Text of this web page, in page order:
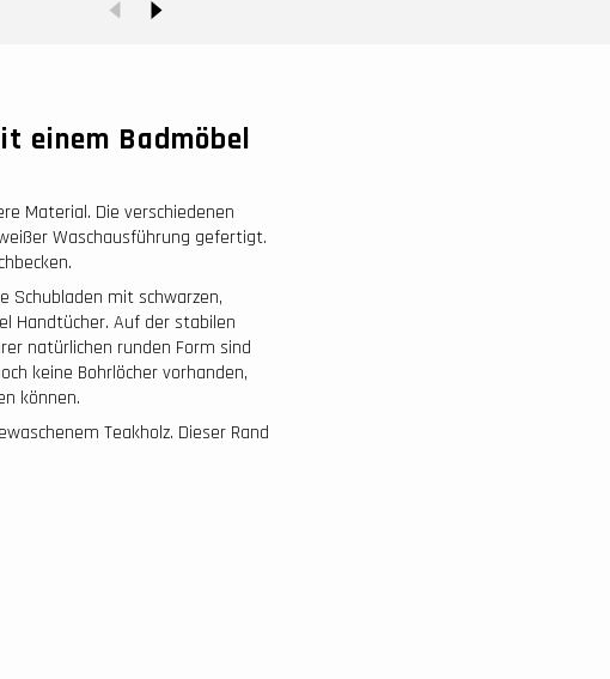
einem Badmöbel
Material. Die verschiedenen
Waschausführung gefertigt.
Schubladen mit schwarzen,
Handtücher. Auf der stabilen
natürlichen runden Form sind
keine Bohrlöcher vorhanden,
können.
Teakholz. Dieser Rand